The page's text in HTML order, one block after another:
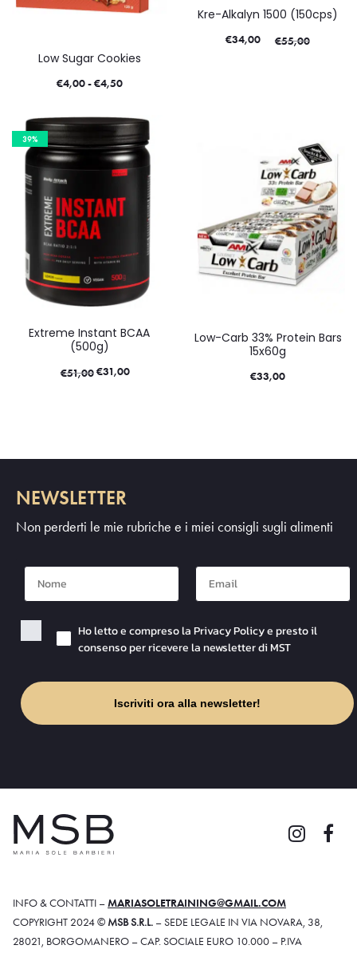
Low Sugar Cookies
€4,00-€4,50
Kre-Alkalyn 1500 (150cps)
€55,00
€34,00
39%
Extreme Instant BCAA
(500g)
€51,00€31,00
Low-Carb 33% Protein Bars
15x60g
€33,00
NEWSLETTER
Non perderti le mie rubriche e i miei consigli sugli alimenti
Nome Mail
Checkbox PrivacyHo letto e compreso la Privacy Policy e presto il
consenso per ricevere la newsletter di MST
Iscriviti ora alla newsletter!
INFO & CONTATTI –MARIASOLETRAINING@GMAIL.COM
COPYRIGHT 2024 © MSB S.R.L. – SEDE LEGALE IN VIA NOVARA, 38,
28021, BORGOMANERO – CAP. SOCIALE EURO 10.000 – P.IVA